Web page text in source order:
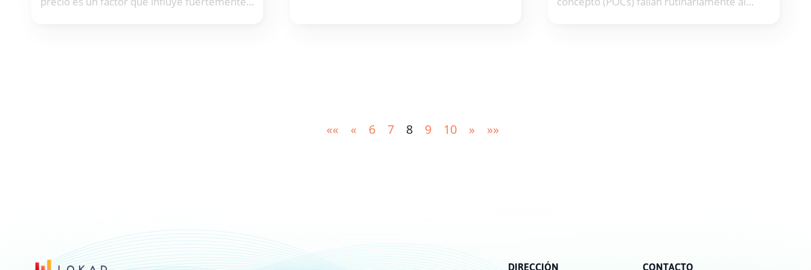
«« « 6 7 8 9 10 » »»
DIRECCIÓN CONTACTO